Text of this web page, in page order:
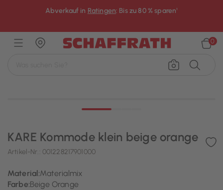
Abverkauf in Ratingen: Bis zu 80 % sparen¹
0
KARE Kommode klein beige orange
Artikel-Nr.: 001228217901000
Material:Materialmix
Farbe:Beige Orange